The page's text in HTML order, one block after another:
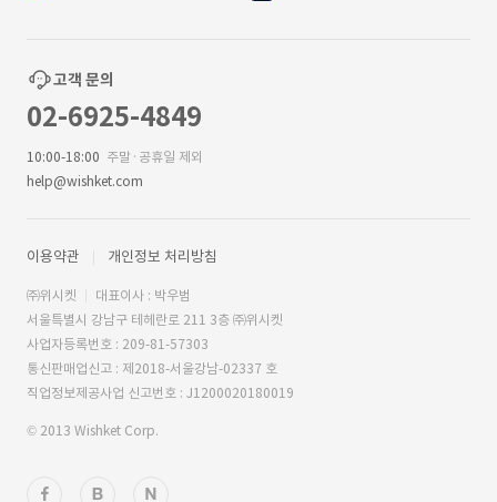
고객 문의
02-6925-4849
10:00-18:00 주말·공휴일 제외
help@wishket.com
이용약관 개인정보 처리방침
㈜위시켓
대표이사 : 박우범
서울특별시 강남구 테헤란로 211 3층 ㈜위시켓
사업자등록번호 : 209-81-57303
통신판매업신고 : 제2018-서울강남-02337 호
직업정보제공사업 신고번호 : J1200020180019
© 2013 Wishket Corp.